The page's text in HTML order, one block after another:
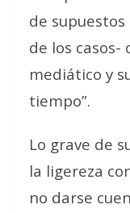
de
de los
mediático y
tiempo”.
Lo grave de
la ligereza
no darse